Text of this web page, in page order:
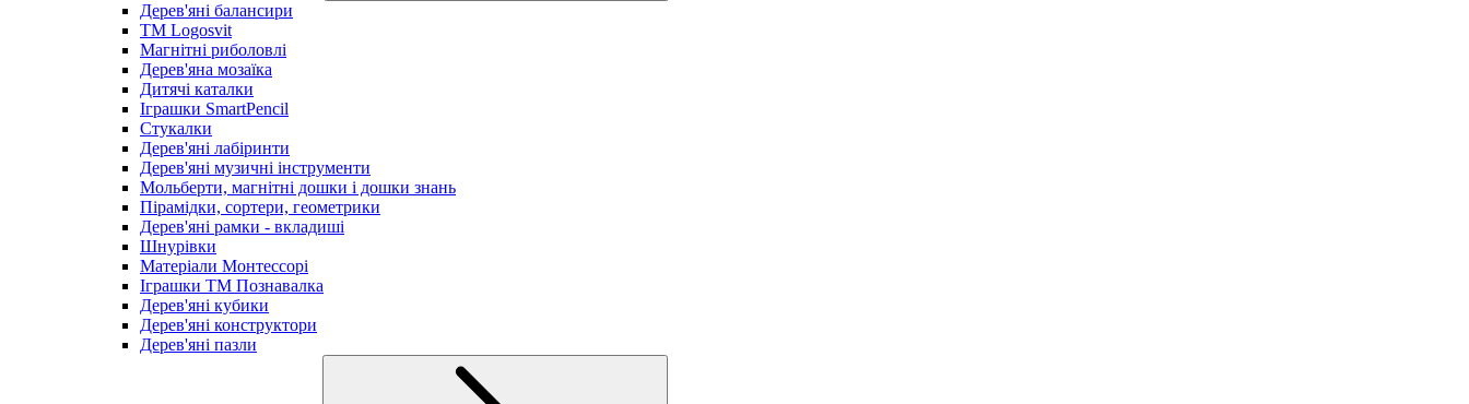
Дерев'яні балансири
TM Logosvit
Магнітні риболовлі
Дерев'яна мозаїка
Дитячі каталки
Іграшки SmartPencil
Стукалки
Дерев'яні лабіринти
Дерев'яні музичні інструменти
Мольберти, магнітні дошки і дошки знань
Пірамідки, сортери, геометрики
Дерев'яні рамки - вкладиші
Шнурівки
Матеріали Монтессорі
Іграшки ТМ Познавалка
Дерев'яні кубики
Дерев'яні конструктори
Дерев'яні пазли